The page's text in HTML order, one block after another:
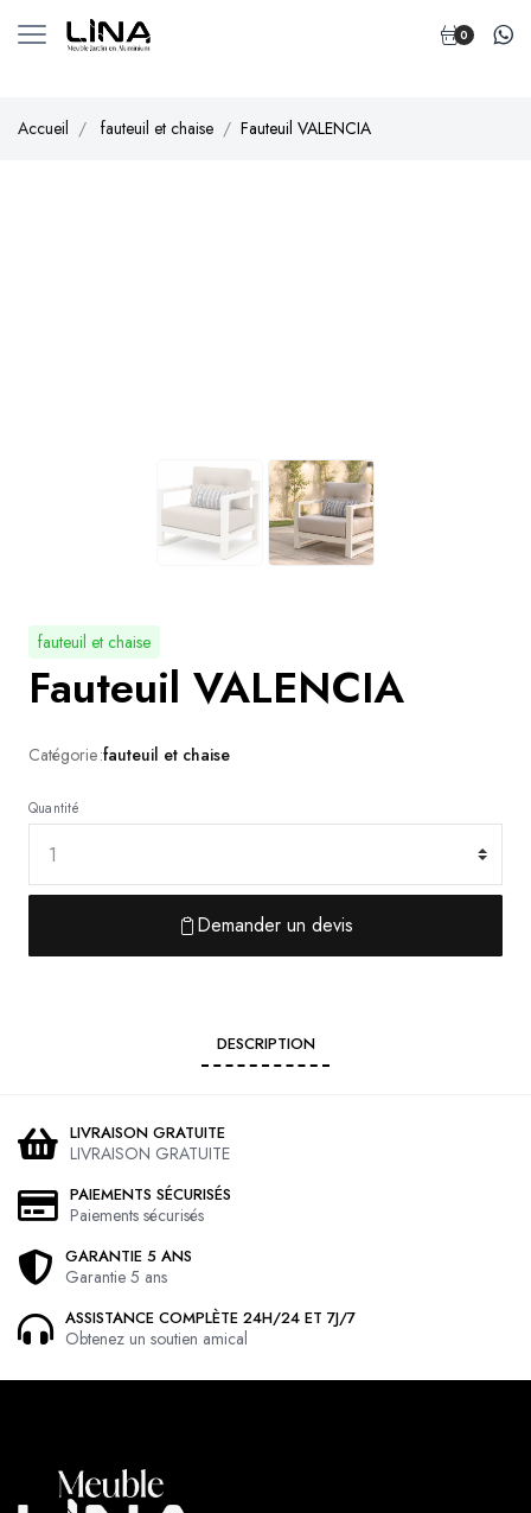
0
Accueil fauteuil et chaise Fauteuil VALENCIA
fauteuil et chaise
Fauteuil VALENCIA
Catégorie : fauteuil et chaise
Quantité
Demander un devis
DESCRIPTION
LIVRAISON GRATUITE
LIVRAISON GRATUITE
PAIEMENTS SÉCURISÉS
Paiements sécurisés
GARANTIE 5 ANS
Garantie 5 ans
ASSISTANCE COMPLÈTE 24H/24 ET 7J/7
Obtenez un soutien amical